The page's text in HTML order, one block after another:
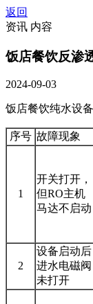
返回
资讯 内容
饭店餐饮反渗
2024-09-03
饭店餐饮纯水设
序号 故障现象
1
开关打开，
但RO主机
马达不启动
2
设备启动后
进水电磁阀
未打开